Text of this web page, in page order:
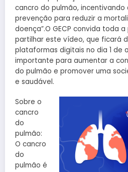
cancro do pulmão,
prevenção para reduzir a
doença”.O GECP convida toda
partilhar este vídeo, que ficará
plataformas digitais no dia 1 de
importante para aumentar a
do pulmão e promover uma
e saudável.
Sobre o
cancro
do
pulmão:
O cancro
do
pulmão é